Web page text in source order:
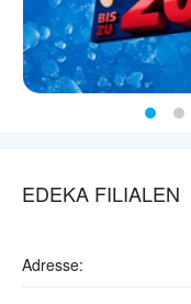
EDEKA FILIALEN
Adresse: